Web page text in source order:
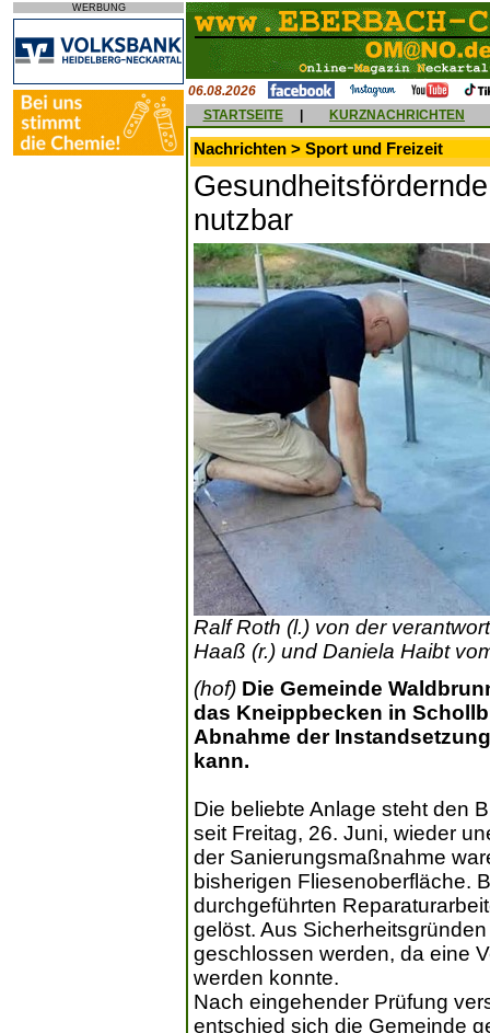
WERBUNG
06.08.2026
STARTSEITE
KURZNACHRICHTEN
Nachrichten > Sport und Freizeit
nutzbar
Ralf Roth (l.) von der
Haaß (r.) und Daniela Haibt
(hof) Die Gemeinde
das Kneippbecken in
Abnahme der
kann.
Die beliebte Anlage steht den
seit Freitag, 26. Juni, wieder
der Sanierungsmaßnahme
bisherigen Fliesenoberfläche.
durchgeführten
gelöst. Aus
geschlossen werden, da eine
werden konnte.
Nach eingehender Prüfung
entschied sich die Gemeinde